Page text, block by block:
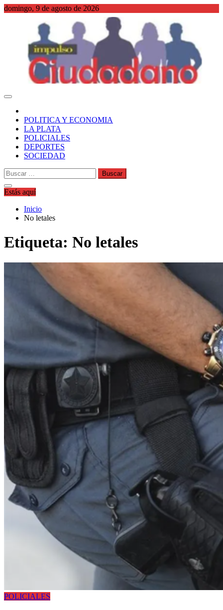
Saltar
domingo, 9 de agosto de 2026
POLITICA Y ECONOMIA
LA PLATA
POLICIALES
DEPORTES
SOCIEDAD
Buscar:
Estás aquí
Inicio
No letales
Etiqueta: No letales
POLICIALES